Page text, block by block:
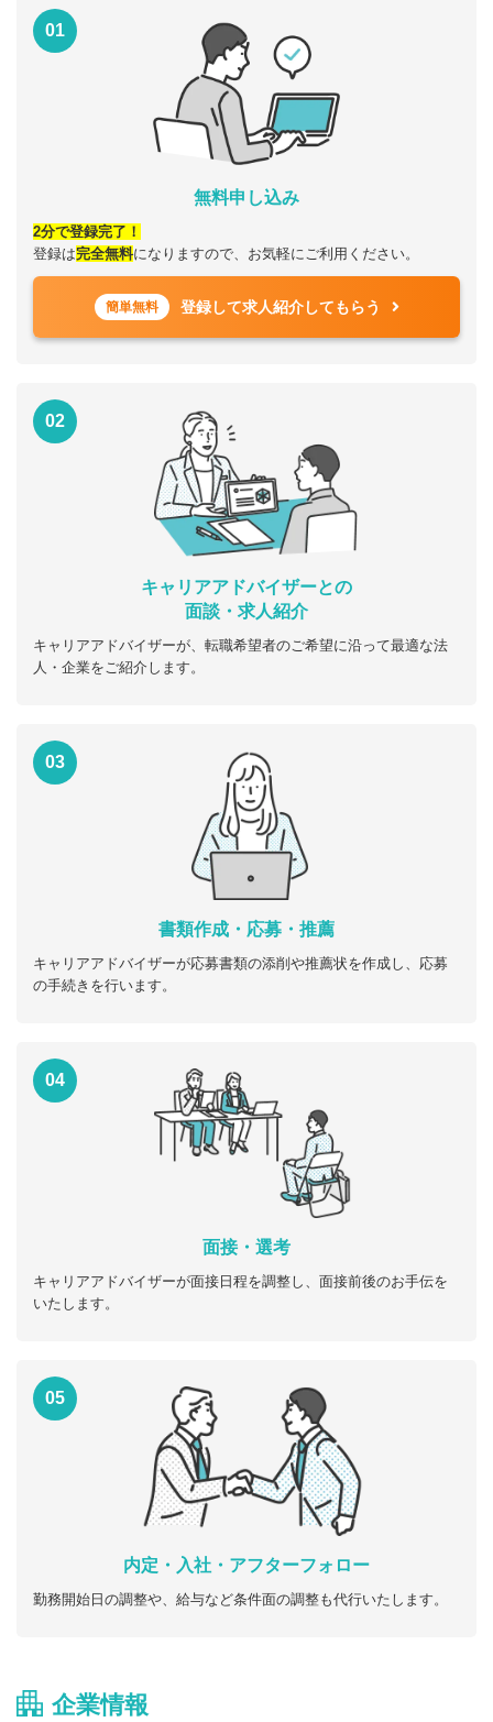
01
無料申し込み
2分で登録完了！
登録は完全無料になりますので、お気軽にご利用ください。
簡単無料 登録して求人紹介してもらう
02
キャリアアドバイザーとの
面談・求人紹介
キャリアアドバイザーが、転職希望者のご希望に沿って最適な法
人・企業をご紹介します。
03
書類作成・応募・推薦
キャリアアドバイザーが応募書類の添削や推薦状を作成し、応募
の手続きを行います。
04
面接・選考
キャリアアドバイザーが面接日程を調整し、面接前後のお手伝を
いたします。
05
内定・入社・アフターフォロー
勤務開始日の調整や、給与など条件面の調整も代行いたします。
企業情報